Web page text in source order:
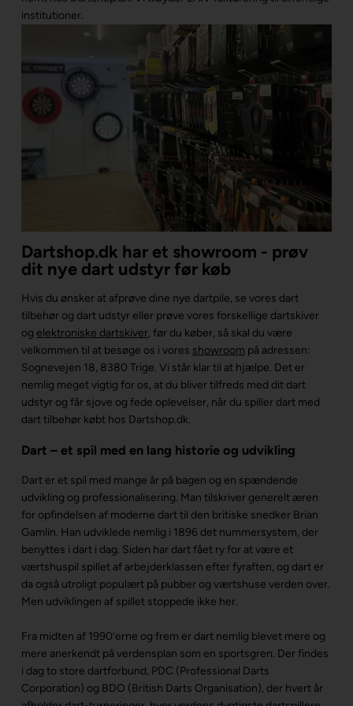
institutioner.
Dartshop.dk har et showroom - prøv
dit nye dart udstyr før køb
Hvis du ønsker at afprøve dine nye dartpile, se vores dart
tilbehør og dart udstyr eller prøve vores forskellige dartskiver
og elektroniske dartskiver, før du køber, så skal du være
velkommen til at besøge os i vores showroom på adressen:
Sognevejen 18, 8380 Trige. Vi står klar til at hjælpe. Det er
nemlig meget vigtig for os, at du bliver tilfreds med dit dart
udstyr og får sjove og fede oplevelser, når du spiller dart med
dart tilbehør købt hos Dartshop.dk.
Dart – et spil med en lang historie og udvikling
Dart er et spil med mange år på bagen og en spændende
udvikling og professionalisering. Man tilskriver generelt æren
for opfindelsen af moderne dart til den britiske snedker Brian
Gamlin. Han udviklede nemlig i 1896 det nummersystem, der
benyttes i dart i dag. Siden har dart fået ry for at være et
værtshuspil spillet af arbejderklassen efter fyraften, og dart er
da også utroligt populært på pubber og værtshuse verden over.
Men udviklingen af spillet stoppede ikke her.
Fra midten af 1990’erne og frem er dart nemlig blevet mere og
mere anerkendt på verdensplan som en sportsgren. Der findes
i dag to store dartforbund, PDC (Professional Darts
Corporation) og BDO (British Darts Organisation), der hvert år